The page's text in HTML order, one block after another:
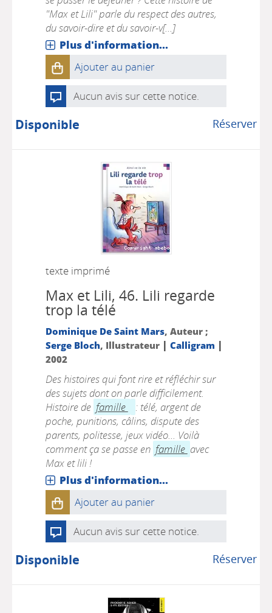
"Max et Lili" parle du respect des autres,
du savoir-dire et du savoir-v[...]
Plus d'information...
Ajouter au panier
Aucun avis sur cette notice.
Réserver
Disponible
texte imprimé
Max et Lili, 46. Lili regarde
trop la télé
Dominique De Saint Mars, Auteur ;
Serge Bloch, Illustrateur | Calligram |
2002
Des histoires qui font rire et réfléchir sur
des sujets dont on parle difficilement.
Histoire de famille
: télé, argent de
poche, punitions, câlins, dispute des
parents, politesse, jeux vidéo... Voilà
comment ça se passe en famille avec
Max et lili !
Plus d'information...
Ajouter au panier
Aucun avis sur cette notice.
Réserver
Disponible